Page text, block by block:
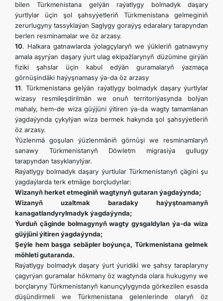
bilen Türkmenistana gelýän raýatlygy bolmadyk daşary
ýurtlylar üçin şol şahsyýetleriň Türkmenistana gelmeginiň
zerurlugyny tassyklaýan Saglygy goraýyş edaralary tarapyndan
berlen resminamalar we öz arzasy.
10. Halkara gatnawlarda ýolagçylaryň we ýükleriň gatnawyny
amala aşyrýan daşary ýurt ulag ekipažlarynyň düzümine girýän
fiziki şahslar üçin kabul edýän guramalaryň ýazmaça
görnüşindäki haýyşnamasy ýa-da öz arzasy
11. Türkmenistana gelýän raýatlygy bolmadyk daşary ýurtlylar
wizasy resmileşdirilmän we onuň territoriýasynda bolýan
mahaly, hem-de wiza güýjüni ýitiren ýa-da wagty tamamlanan
ýagdaýynda çykylýan wiza bermek hakynda şol şahsyýetleriň
öz arzasy.
Ýüzlenmä goşulan ýüzlenmäniň görnüşi we resminamlaryň
sanawy Türkmenistanyň Döwletm migrasiýa gullugy
tarapyndan tasyklanylýar.
Raýatlygy bolmadyk daşary ýurtlular Türkmenistanyň çägini şu
ýagdaýlarda terk etmäge borçludyrlar:
Wizanyň herket etmeginiň wagtynyň gutaran ýagdaýynda;
Wizanyň uzaltmak baradaky haýyştnamanyň
kanagatlandyrylmadyk ýagdaýynda;
Ýurduň çäginde bolmagynyň wagty gysgaldylan ýa-da wiza
güýjüni ýitiren ýagdaýynda;
Şeýle hem başga sebäpler boýunça, Türkmenistana gelmek
möhleti gutaranda.
Raýatlygy bolmadyk daşary ýurt ýuridiki we şahsy taraplaryny
çagyrýan guramalar hökmany öz wagtynda olara hukugyny we
borçlaryny Türkmenistanyň kanunçylygynda görkezilen esasda
düşündirmeli we Türkmenistana gelenlerinde olaryň öz